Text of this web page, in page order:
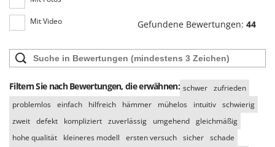
Mit Video Gefundene Bewertungen: 44
Filtern Sie nach Bewertungen, die erwähnen: schwer zufrieden
problemlos einfach hilfreich hämmer mühelos intuitiv schwierig
zweit defekt kompliziert zuverlässig umgehend gleichmäßig
hohe qualität
kleineres modell ersten versuch sicher schade